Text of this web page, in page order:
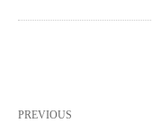
PREVIOUS